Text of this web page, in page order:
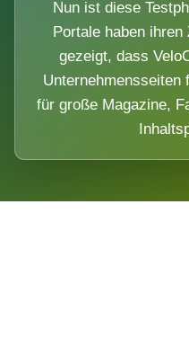
Nun ist diese
Portale haben
gezeigt, dass
Unternehmensseiten
für große Magazine,